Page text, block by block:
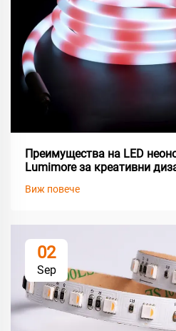
Преимущества на LED
Lumimore за креативни
Виж повече
02
Sep